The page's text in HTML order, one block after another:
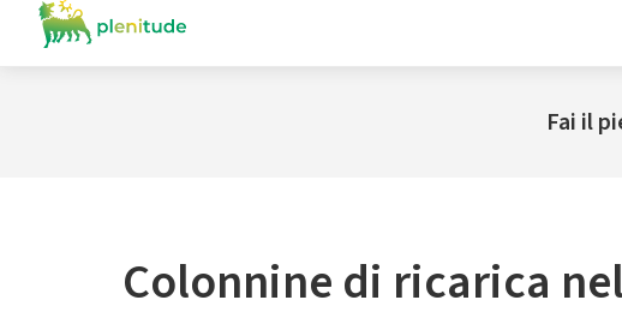
Fai il
Colonnine di ricarica nel